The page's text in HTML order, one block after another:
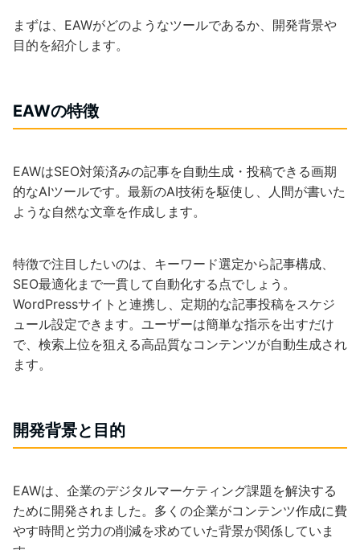
まずは、EAWがどのようなツールであるか、開発背景や
目的を紹介します。
EAWの特徴
EAWはSEO対策済みの記事を自動生成・投稿できる画期
的なAIツールです。最新のAI技術を駆使し、人間が書いた
ような自然な文章を作成します。
特徴で注目したいのは、キーワード選定から記事構成、
SEO最適化まで一貫して自動化する点でしょう。
WordPressサイトと連携し、定期的な記事投稿をスケジ
ュール設定できます。ユーザーは簡単な指示を出すだけ
で、検索上位を狙える高品質なコンテンツが自動生成され
ます。
開発背景と目的
EAWは、企業のデジタルマーケティング課題を解決する
ために開発されました。多くの企業がコンテンツ作成に費
やす時間と労力の削減を求めていた背景が関係していま